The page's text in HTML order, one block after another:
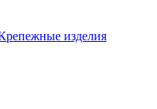
изделия